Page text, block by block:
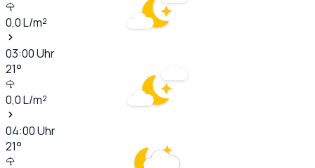
0,0L/m²
03:00Uhr
21°
0,0L/m²
04:00Uhr
21°